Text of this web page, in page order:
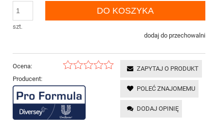
szt.
DO KOSZYKA
dodaj do przechowalni
Ocena:
Producent:
ZAPYTAJ O PRODUKT
POLEĆ ZNAJOMEMU
DODAJ OPINIĘ